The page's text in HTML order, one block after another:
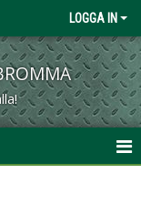
LOGGA IN